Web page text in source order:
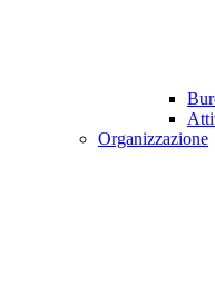
Organizzazione